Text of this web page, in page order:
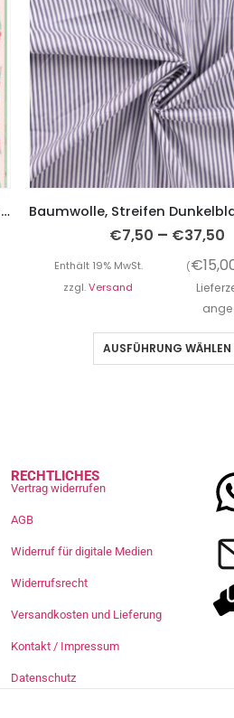
Stoffpanel für Wimpelkette, 1 Meter für inkl. 5 Meter Schrägband – rosa
€7,50 – €37,50
Enthält 19% MwSt. (€
zzgl.Versand
AUSFÜHRUNG WÄHLEN
RECHTLICHES
Vertrag widerrufen
AGB
Widerruf für digitale Medien
Widerrufsrecht
Versandkosten und Lieferung
Kontakt / Impressum
Datenschutz